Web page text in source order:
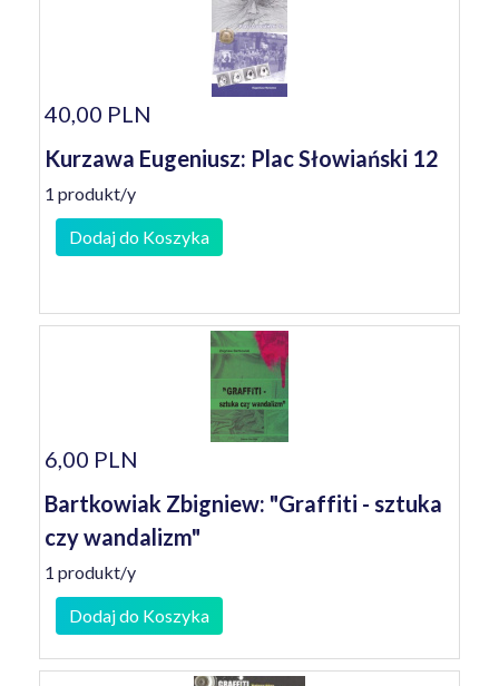
40,00 PLN
Kurzawa Eugeniusz: Plac Słowiański 12
1 produkt/y
Dodaj do Koszyka
6,00 PLN
Bartkowiak Zbigniew: "Graffiti - sztuka
czy wandalizm"
1 produkt/y
Dodaj do Koszyka